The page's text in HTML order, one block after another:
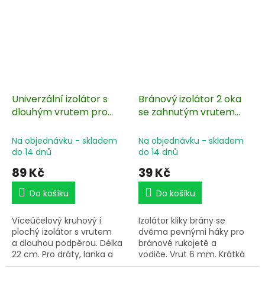
Univerzální izolátor s
dlouhým vrutem pro
do 20 mm - 10 ks
Na objednávku - skladem
do 14 dnů
89 Kč
Do košíku
Víceúčelový kruhový i
plochý izolátor s vrutem
a dlouhou podpěrou. Délka
22 cm. Pro dráty, lanka a
pásky do 20 mm. Izolátoru
Bránový izolátor 2 oka
se zahnutým vrutem
- 4 ks
Na objednávku - skladem
do 14 dnů
39 Kč
Do košíku
Izolátor kliky brány se
dvěma pevnými háky pro
bránové rukojetě a
vodiče. Vrut 6 mm. Krátká
pozinkovaná zahnutá